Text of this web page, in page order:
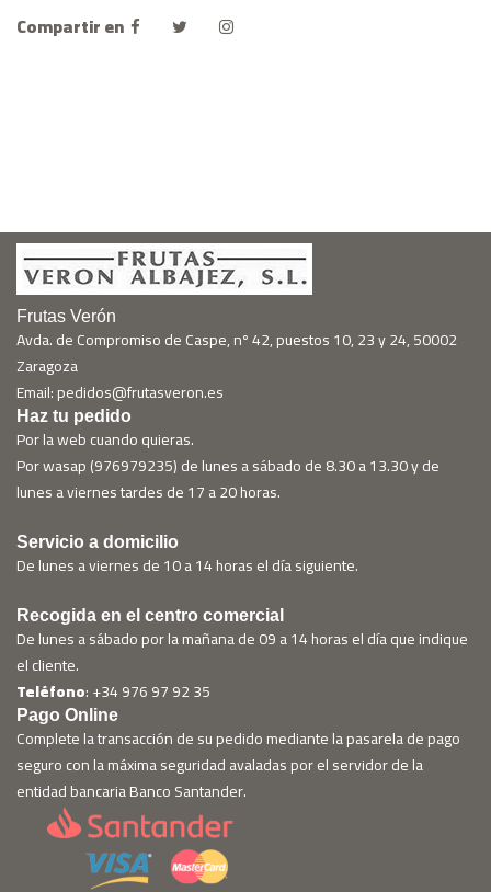
Compartir en
Frutas Verón
Avda. de Compromiso de Caspe, nº 42, puestos 10, 23 y 24, 50002
Zaragoza
Email: pedidos@frutasveron.es
Haz tu pedido
Por la web cuando quieras.
Por wasap (976979235) de lunes a sábado de 8.30 a 13.30 y de
lunes a viernes tardes de 17 a 20 horas.
Servicio a domicilio
De lunes a viernes de 10 a 14 horas el día siguiente.
Recogida en el centro comercial
De lunes a sábado por la mañana de 09 a 14 horas el día que indique
el cliente.
Teléfono: +34 976 97 92 35
Pago Online
Complete la transacción de su pedido mediante la pasarela de pago
seguro con la máxima seguridad avaladas por el servidor de la
entidad bancaria Banco Santander.